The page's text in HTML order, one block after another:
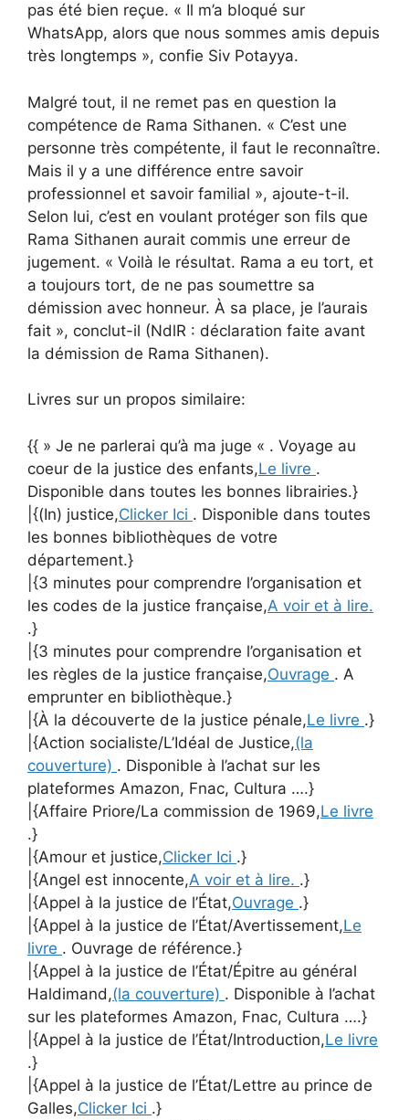
pas été bien reçue. « Il m’a bloqué sur
WhatsApp, alors que nous sommes amis depuis
très longtemps », confie Siv Potayya.
Malgré tout, il ne remet pas en question la
compétence de Rama Sithanen. « C’est une
personne très compétente, il faut le reconnaître.
Mais il y a une différence entre savoir
professionnel et savoir familial », ajoute-t-il.
Selon lui, c’est en voulant protéger son fils que
Rama Sithanen aurait commis une erreur de
jugement. « Voilà le résultat. Rama a eu tort, et
a toujours tort, de ne pas soumettre sa
démission avec honneur. À sa place, je l’aurais
fait », conclut-il (NdlR : déclaration faite avant
la démission de Rama Sithanen).
Livres sur un propos similaire:
{{ » Je ne parlerai qu’à ma juge « . Voyage au
coeur de la justice des enfants,Le livre .
Disponible dans toutes les bonnes librairies.}
|{(In) justice,Clicker Ici . Disponible dans toutes
les bonnes bibliothèques de votre
département.}
|{3 minutes pour comprendre l’organisation et
les codes de la justice française,A voir et à lire.
.}
|{3 minutes pour comprendre l’organisation et
les règles de la justice française,Ouvrage . A
emprunter en bibliothèque.}
|{À la découverte de la justice pénale,Le livre .}
|{Action socialiste/L’Idéal de Justice,(la
couverture) . Disponible à l’achat sur les
plateformes Amazon, Fnac, Cultura ….}
|{Affaire Priore/La commission de 1969,Le livre
.}
|{Amour et justice,Clicker Ici .}
|{Angel est innocente,A voir et à lire. .}
|{Appel à la justice de l’État,Ouvrage .}
|{Appel à la justice de l’État/Avertissement,Le
livre . Ouvrage de référence.}
|{Appel à la justice de l’État/Épitre au général
Haldimand,(la couverture) . Disponible à l’achat
sur les plateformes Amazon, Fnac, Cultura ….}
|{Appel à la justice de l’État/Introduction,Le livre
.}
|{Appel à la justice de l’État/Lettre au prince de
Galles,Clicker Ici .}